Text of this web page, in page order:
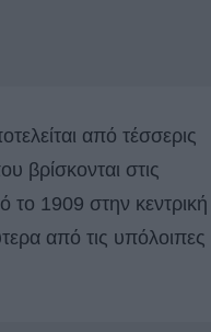
από τέσσερις
βρίσκονται στις
το 1909 στην κεντρική
από τις υπόλοιπες